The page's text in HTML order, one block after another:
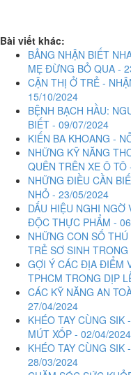
Bài viết khác:
BẢNG NHẬN BIẾT
MẸ ĐỪNG BỎ QUA -
CẬN THỊ Ở TRẺ -
15/10/2024
BỆNH BẠCH HẦU:
BIẾT - 09/07/2024
KIẾN BA KHOANG -
NHỮNG KỸ NĂNG
QUÊN TRÊN XE Ô
NHỮNG ĐIỀU CẦN
NHỎ - 23/05/2024
DẤU HIỆU NGHI NGỜ
ĐỘC THỰC PHẨM -
NHỮNG CON SỐ
TRẺ SƠ SINH
GỢI Ý CÁC ĐỊA ĐIỂM
TPHCM TRONG DỊP
CÁC KỸ NĂNG AN
27/04/2024
KHÉO TAY CÙNG
MÚT XỐP - 02/04/2024
KHÉO TAY CÙNG
28/03/2024